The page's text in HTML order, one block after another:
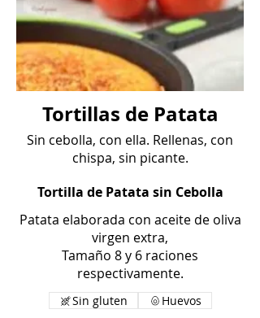
Tortillas de Patata
Sin cebolla, con ella. Rellenas, con
chispa, sin picante.
Tortilla de Patata sin Cebolla
Patata elaborada con aceite de oliva
virgen extra,
Tamaño 8 y 6 raciones
respectivamente.
Sin gluten Huevos